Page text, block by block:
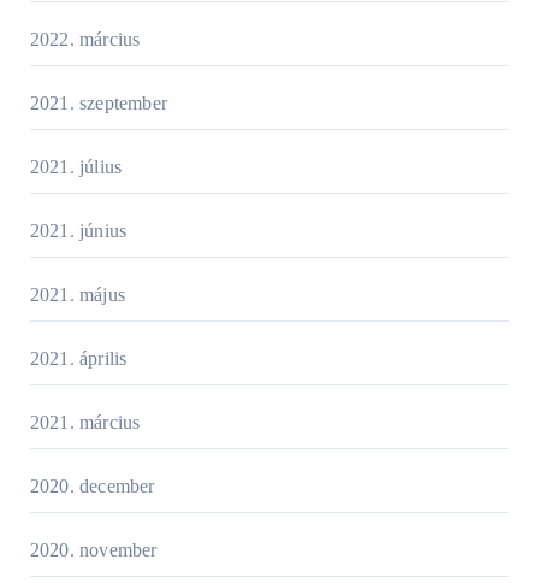
2022. március
2021. szeptember
2021. július
2021. június
2021. május
2021. április
2021. március
2020. december
2020. november